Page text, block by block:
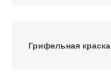
Грифельная краска